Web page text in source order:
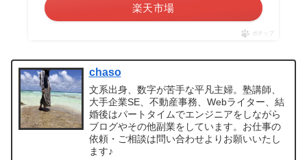
楽天市場
ポチップ
chaso
文系出身、数字が苦手な平凡主婦。塾講師、
大手企業SE、不動産事務、Webライター、結
婚後はパートタイムでエンジニアをしながら
ブログやその他副業をしています。お仕事の
依頼・ご相談は問い合わせよりお願いいたし
ます♪